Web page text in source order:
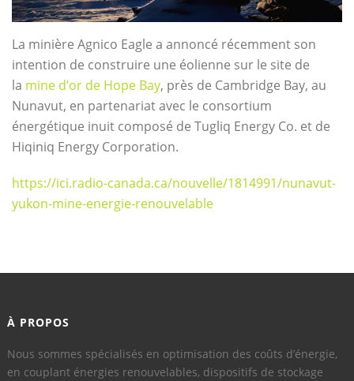
La minière Agnico Eagle a annoncé récemment son
intention de construire une éolienne sur le site de
la mine d’or de Hope Bay, près de Cambridge Bay, au
Nunavut, en partenariat avec le consortium
énergétique inuit composé de Tugliq Energy Co. et de
Hiqiniq Energy Corporation.
https://ici.radio-canada.ca/nouvelle/1814991/nunavut-
yukon-mine-energie-renouvelable
À PROPOS
Nous sommes spécialisés en optimisation des coûts d’énergie,
en couplant énergies renouvelables, dispositifs de stockage